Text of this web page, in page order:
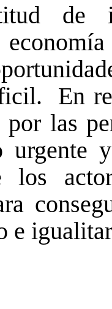
de
En
las
urgente
los
e